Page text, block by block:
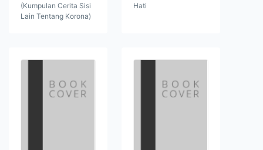
(Kumpulan Cerita Sisi
Lain Tentang Korona)
Hati